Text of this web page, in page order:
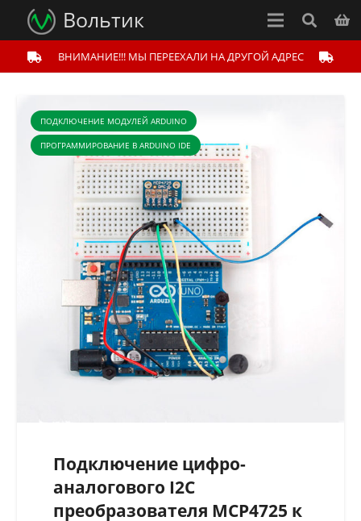
Вольтик
ВНИМАНИЕ!!! МЫ ПЕРЕЕХАЛИ НА ДРУГОЙ АДРЕС
ПОДКЛЮЧЕНИЕ МОДУЛЕЙ ARDUINO
ПРОГРАММИРОВАНИЕ В ARDUINO IDE
Подключение цифро-
аналогового I2C
преобразователя MCP4725 к